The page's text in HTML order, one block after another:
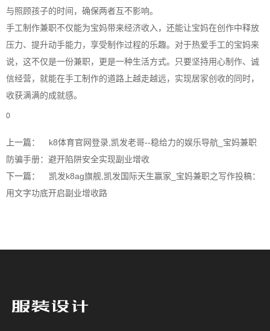
与照顾孩子的时间，确保两者互不影响。
手工制作兼职不仅能为宝妈带来经济收入，还能让宝妈在创作中释放
压力、提升动手能力，享受制作过程的乐趣。对于热爱手工的宝妈来
说，这不仅是一份兼职，更是一种生活方式。只要坚持用心制作、诚
信经营，就能在手工制作的道路上越走越远，实现居家创收的同时，
收获满满的成就感。
0
上一篇：
k8体育官网登录,凯发老哥--稳给力的娱乐导航_宝妈兼职
防骗手册：避开陷阱安全实现副业增收
下一篇：
凯发k8ag旗舰,凯发国际天生赢家_宝妈兼职之写作投稿：
用文字功底开启副业增收路